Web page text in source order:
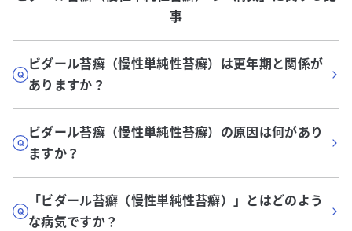
事
ビダール苔癬（慢性単純性苔癬）は更年期と関係が
ありますか？
ビダール苔癬（慢性単純性苔癬）の原因は何があり
ますか？
「ビダール苔癬（慢性単純性苔癬）」とはどのよう
な病気ですか？